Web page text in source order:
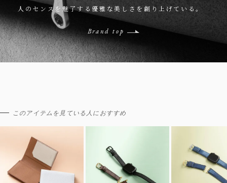
人のセンスを魅了する優雅な美しさを創り上げている。
Brand top
このアイテムを見ている人におすすめ